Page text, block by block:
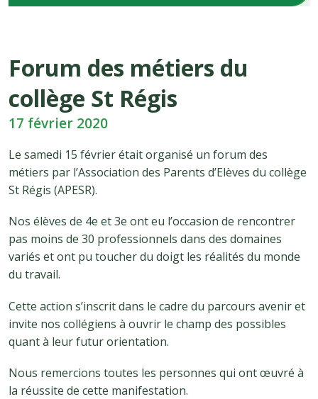
Forum des métiers du
collège St Régis
17 février 2020
Le samedi 15 février était organisé un forum des
métiers par l’Association des Parents d’Elèves du collège
St Régis (APESR).
Nos élèves de 4e et 3e ont eu l’occasion de rencontrer
pas moins de 30 professionnels dans des domaines
variés et ont pu toucher du doigt les réalités du monde
du travail.
Cette action s’inscrit dans le cadre du parcours avenir et
invite nos collégiens à ouvrir le champ des possibles
quant à leur futur orientation.
Nous remercions toutes les personnes qui ont œuvré à
la réussite de cette manifestation.